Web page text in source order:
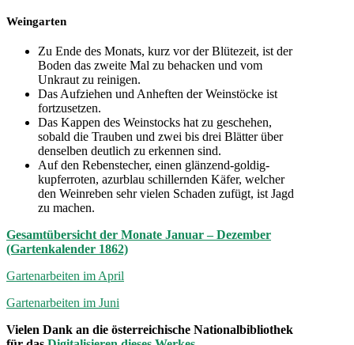
Weingarten
Zu Ende des Monats, kurz vor der Blütezeit, ist der
Boden das zweite Mal zu behacken und vom
Unkraut zu reinigen.
Das Aufziehen und Anheften der Weinstöcke ist
fortzusetzen.
Das Kappen des Weinstocks hat zu geschehen,
sobald die Trauben und zwei bis drei Blätter über
denselben deutlich zu erkennen sind.
Auf den Rebenstecher, einen glänzend-goldig-
kupferroten, azurblau schillernden Käfer, welcher
den Weinreben sehr vielen Schaden zufügt, ist Jagd
zu machen.
Gesamtübersicht der Monate Januar – Dezember
(Gartenkalender 1862)
Gartenarbeiten im April
Gartenarbeiten im Juni
Vielen Dank an die österreichische Nationalbibliothek